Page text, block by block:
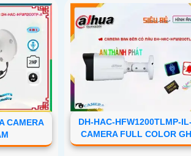
CAMERA
DH-HAC-HFW1200TLMP-
CAMERA FULL COLOR